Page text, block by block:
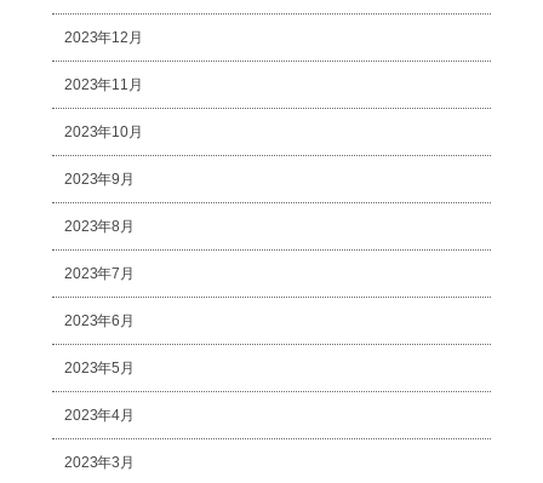
2023年12月
2023年11月
2023年10月
2023年9月
2023年8月
2023年7月
2023年6月
2023年5月
2023年4月
2023年3月